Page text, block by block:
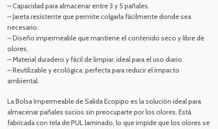
– Capacidad para almacenar entre 3 y 5 pañales.
– Jareta resistente que permite colgarla fácilmente donde sea
necesario.
– Diseño impermeable que mantiene el contenido seco y libre de
olores.
– Material duradero y fácil de limpiar, ideal para el uso diario.
– Reutilizable y ecológica, perfecta para reducir el impacto
ambiental.
La Bolsa Impermeable de Salida Ecopipo es la solución ideal para
almacenar pañales sucios sin preocuparte por los olores. Está
fabricada con tela de PUL laminado, lo que impide que los olores se